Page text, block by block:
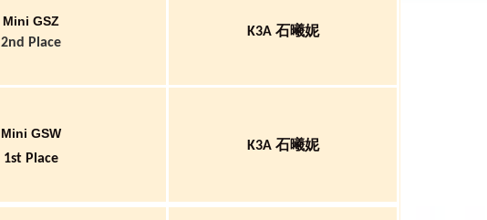
Mini GSZ
2nd Place
K3A 石曦妮
Mini GSW
1st Place
K3A 石曦妮